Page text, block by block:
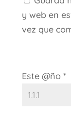
y web en
vez que
Este @ño *